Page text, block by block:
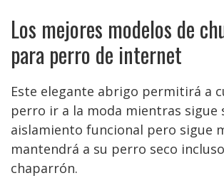
Los mejores modelos de
para perro de internet
Este elegante abrigo permitirá a
perro ir a la moda mientras sigue
aislamiento funcional pero sigue
mantendrá a su perro seco
chaparrón.